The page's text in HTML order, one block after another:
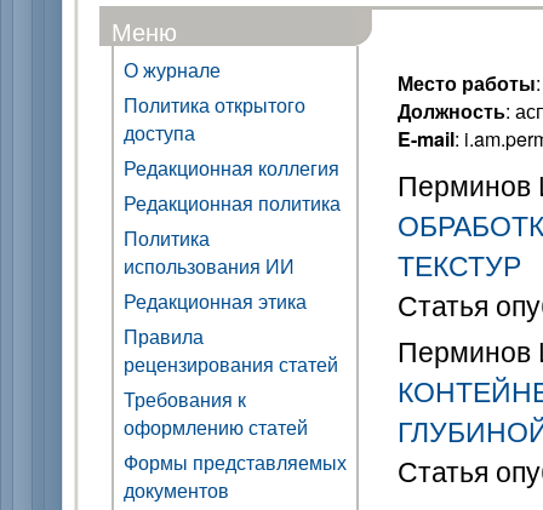
Меню
О журнале
Политика открытого
доступа
Редакционная коллегия
Редакционная политика
Политика
использования ИИ
Редакционная этика
Правила
рецензирования статей
Требования к
оформлению статей
Формы представляемых
документов
Место работы
Должность:
E-mail:
ТЕКСТУР
Статья
Перминов
Статья